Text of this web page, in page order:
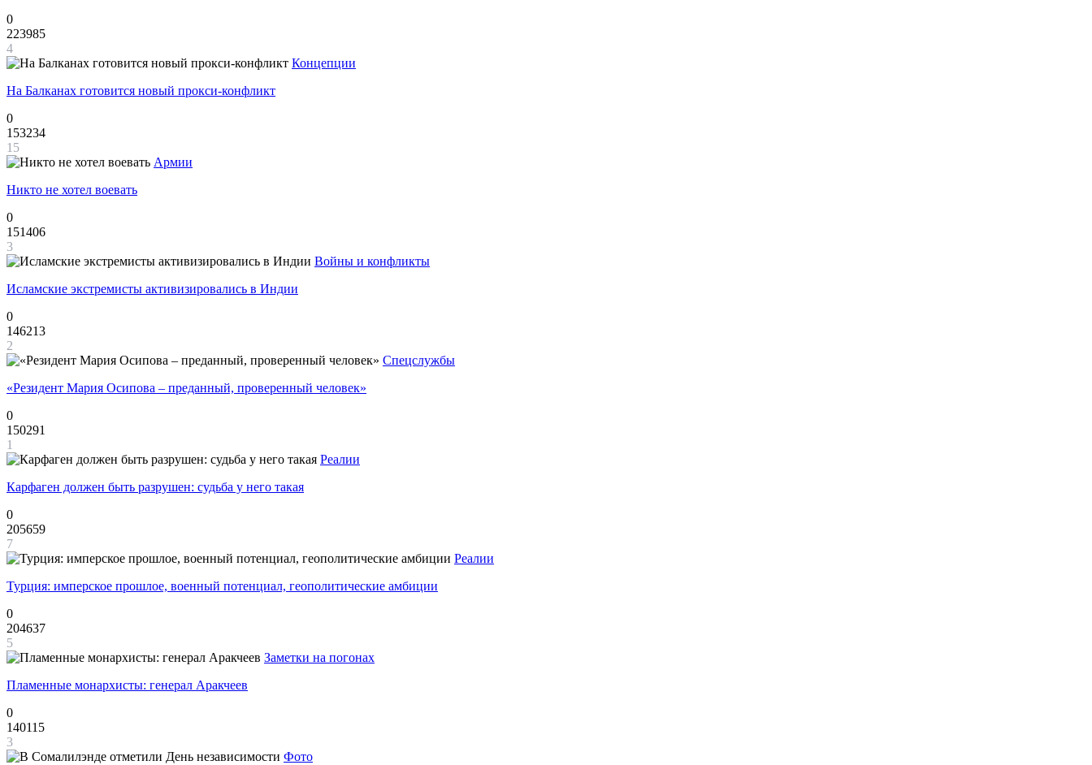
0
223985
4
Концепции
На Балканах готовится новый прокси-конфликт
0
153234
15
Армии
Никто не хотел воевать
0
151406
3
Войны и конфликты
Исламские экстремисты активизировались в Индии
0
146213
2
Спецслужбы
«Резидент Мария Осипова – преданный, проверенный человек»
0
150291
1
Реалии
Карфаген должен быть разрушен: судьба у него такая
0
205659
7
Реалии
Турция: имперское прошлое, военный потенциал, геополитические амбиции
0
204637
5
Заметки на погонах
Пламенные монархисты: генерал Аракчеев
0
140115
3
Фото